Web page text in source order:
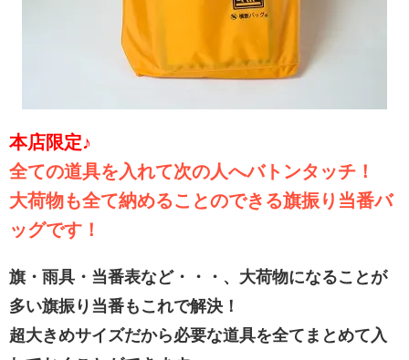
本店限定♪
全ての道具を入れて次の人へバトンタッチ！
大荷物も全て納めることのできる旗振り当番バ
ッグです！
旗・雨具・当番表など・・・、大荷物になることが
多い旗振り当番もこれで解決！
超大きめサイズだから必要な道具を全てまとめて入